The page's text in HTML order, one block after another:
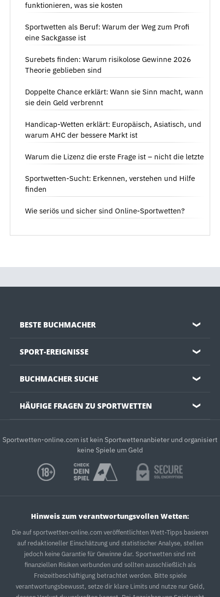
funktionieren, was sie kosten
Sportwetten als Beruf: Warum der Weg zum Profi
eine Sackgasse ist
Surebets finden: Warum risikolose Gewinne 2026
Theorie geblieben sind
Doppelte Chance erklärt: Wann sie Sinn macht, wann
sie dein Geld verbrennt
Handicap-Wetten erklärt: Europäisch, Asiatisch, und
warum AHC der bessere Markt ist
Warum die Lizenz die erste Frage ist – nicht die letzte
Sportwetten-Sucht: Erkennen, verstehen und Hilfe
finden
Wie seriös und sicher sind Online-Sportwetten?
BESTE BUCHMACHER ❯
SPORT-EREIGNISSE ❯
BUCHMACHER SUCHE ❯
HÄUFIGE FRAGEN ZU SPORTWETTEN ❯
Sportwetten-online.com ist kein Sportwettenanbieter und organisiert
keine Spiele um Geld
Hinweis zum verantwortungsvollen Wetten:
Die auf sportwetten-online.com veröffentlichten Wett-Tipps basieren
auf redaktioneller Einschätzung und statistischer Analyse, stellen
jedoch keine Garantie für Gewinne dar. Sportwetten sind mit
finanziellen Risiken verbunden und sollten ausschließlich als
Freizeitbeschäftigung betrachtet werden. Bitte spiele
verantwortungsbewusst, setze dir klare Limits und nutze nur Geld,